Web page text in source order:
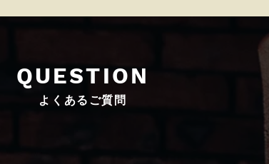
QUESTION
よくあるご質問